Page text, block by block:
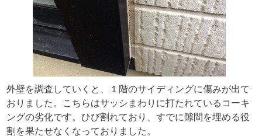
外壁を調査していくと、１階のサイディングに傷みが出て
おりました。こちらはサッシまわりに打たれているコーキ
ングの劣化です。ひび割れており、すでに隙間を埋める役
割を果たせなくなっておりました。